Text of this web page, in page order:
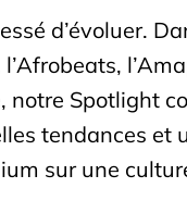
d’évoluer.
notre Spotlight
tendances et
sur une